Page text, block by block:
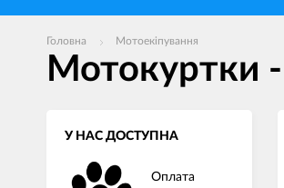
Мото рукавички
Головна Мотоекіпування
Мотокуртки
У НАС ДОСТУПНА
Оплата